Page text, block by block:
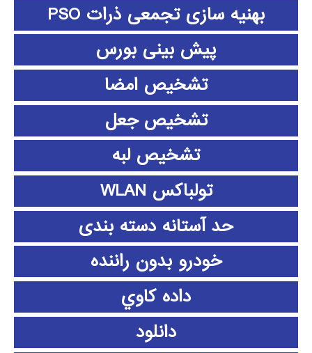
بهنیه سازی تجمعی ذرات PSO
پیش بینی بورس
تشخیص امضا
تشخیص جعل
تشخیص لبه
تولباکس WLAN
حد آستانه دسته بندی
خودرو بدون راننده
داده كاوي
دانلود